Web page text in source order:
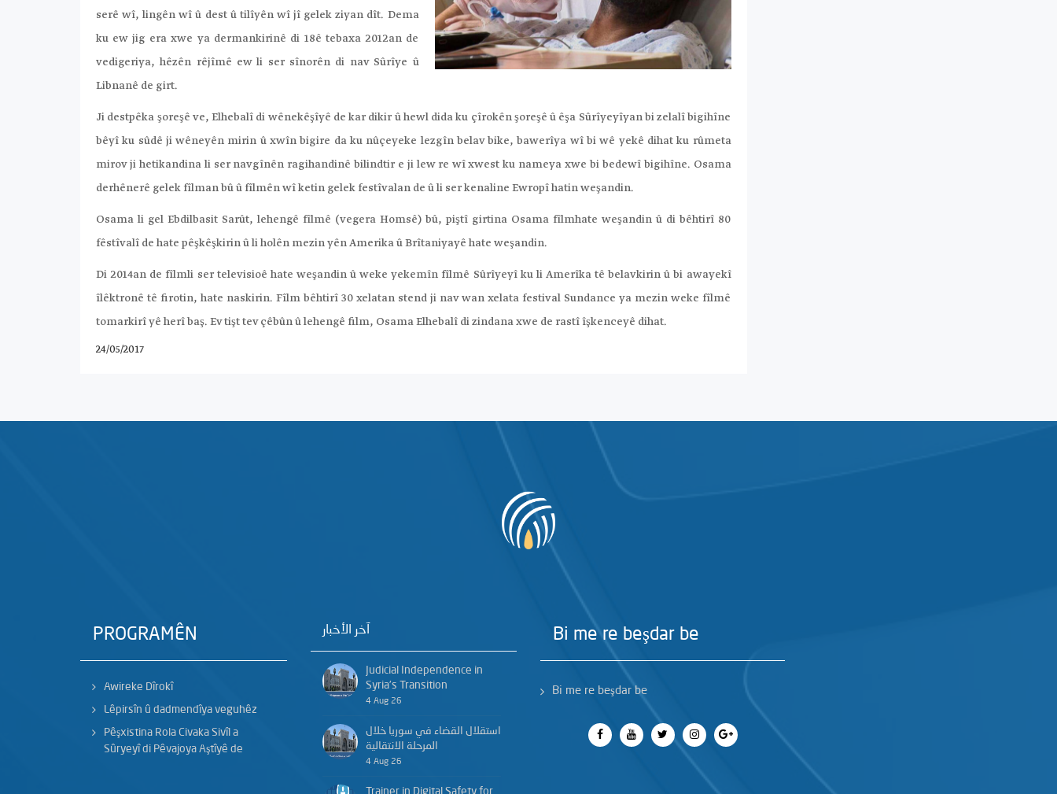
serê wî, lingên wî û dest û tilîyên wî jî gelek ziyan dît. Dema
ku ew jig era xwe ya dermankirinê di 18ê tebaxa 2012an de
vedigeriya, hêzên rêjîmê ew li ser sînorên di nav Sûrîye û
Libnanê de girt.
Ji destpêka şoreşê ve, Elhebalî di wênekêşîyê de kar dikir û hewl dida ku çîrokên şoreşê û êşa Sûrîyeyîyan bi zelalî bigihîne
bêyî ku sûdê ji wêneyên mirin û xwîn bigire da ku nûçeyeke lezgîn belav bike, bawerîya wî bi wê yekê dihat ku rûmeta
mirov ji hetikandina li ser navgînên ragihandinê bilindtir e ji lew re wî xwest ku nameya xwe bi bedewî bigihîne. Osama
derhênerê gelek fîlman bû û fîlmên wî ketin gelek festîvalan de û li ser kenaline Ewropî hatin weşandin.
Osama li gel Ebdilbasit Sarût, lehengê fîlmê (vegera Homsê) bû, piştî girtina Osama fîlmhate weşandin û di bêhtirî 80
fêstîvalî de hate pêşkêşkirin û li holên mezin yên Amerika û Brîtaniyayê hate weşandin.
Di 2014an de fîlmli ser televisioê hate weşandin û weke yekemîn fîlmê Sûrîyeyî ku li Amerîka tê belavkirin û bi awayekî
îlêktronê tê firotin, hate naskirin. Fîlm bêhtirî 30 xelatan stend ji nav wan xelata festival Sundance ya mezin weke fîlmê
tomarkirî yê herî baş. Ev tişt tev çêbûn û lehengê film, Osama Elhebalî di zindana xwe de rastî îşkenceyê dihat.
24/05/2017
PROGRAMÊN
Awireke Dîrokî
Lêpirsîn û dadmendîya veguhêz
Pêşxistina Rola Civaka Sivîl a
Sûryeyî di Pêvajoya Aştîyê de
آخر الأخبار
Judicial Independence in
Syria’s Transition
4 Aug 26
استقلال القضاء في سوريا خلال
المرحلة الانتقالية
4 Aug 26
Trainer in Digital Safety for
Bi me re beşdar be
Bi me re beşdar be